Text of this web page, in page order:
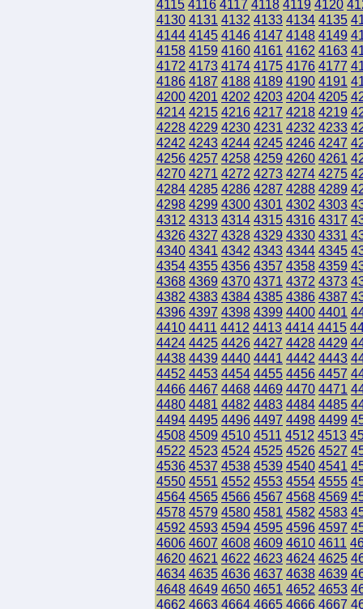
4115 4116 4117 4118 4119 4120
4130 4131 4132 4133 4134 4135
4144 4145 4146 4147 4148 4149
4158 4159 4160 4161 4162 4163
4172 4173 4174 4175 4176 4177
4186 4187 4188 4189 4190 4191
4200 4201 4202 4203 4204 4205
4214 4215 4216 4217 4218 4219
4228 4229 4230 4231 4232 4233
4242 4243 4244 4245 4246 4247
4256 4257 4258 4259 4260 4261
4270 4271 4272 4273 4274 4275
4284 4285 4286 4287 4288 4289
4298 4299 4300 4301 4302 4303
4312 4313 4314 4315 4316 4317
4326 4327 4328 4329 4330 4331
4340 4341 4342 4343 4344 4345
4354 4355 4356 4357 4358 4359
4368 4369 4370 4371 4372 4373
4382 4383 4384 4385 4386 4387
4396 4397 4398 4399 4400 4401
4410 4411 4412 4413 4414 4415
4424 4425 4426 4427 4428 4429
4438 4439 4440 4441 4442 4443
4452 4453 4454 4455 4456 4457
4466 4467 4468 4469 4470 4471
4480 4481 4482 4483 4484 4485
4494 4495 4496 4497 4498 4499
4508 4509 4510 4511 4512 4513
4522 4523 4524 4525 4526 4527
4536 4537 4538 4539 4540 4541
4550 4551 4552 4553 4554 4555
4564 4565 4566 4567 4568 4569
4578 4579 4580 4581 4582 4583
4592 4593 4594 4595 4596 4597
4606 4607 4608 4609 4610 4611
4620 4621 4622 4623 4624 4625
4634 4635 4636 4637 4638 4639
4648 4649 4650 4651 4652 4653
4662 4663 4664 4665 4666 4667